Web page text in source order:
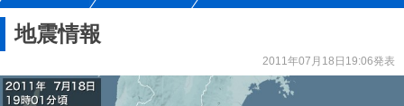
地震情報
2011年07月18日19:06発表